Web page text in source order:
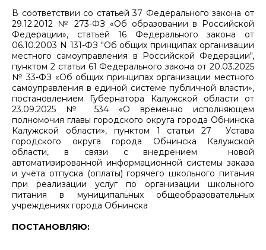
В соответствии со статьей 37 Федерального закона от
29.12.2012 № 273-ФЗ «Об образовании в Российской
Федерации», статьей 16 Федерального закона от
06.10.2003 N 131-ФЗ "Об общих принципах организации
местного самоуправления в Российской Федерации",
пунктом 2 статьи 61 Федерального закона от 20.03.2025
№ 33-ФЗ «Об общих принципах организации местного
самоуправления в единой системе публичной власти»,
постановлением Губернатора Калужской области от
23.09.2025 № 534 «О временно исполняющем
полномочия главы городского округа города Обнинска
Калужской области», пунктом 1 статьи 27 Устава
городского округа города Обнинска Калужской
области, в связи с внедрением новой
автоматизированной информационной системы заказа
и учёта отпуска (оплаты) горячего школьного питания
при реализации услуг по организации школьного
питания в муниципальных общеобразовательных
учреждениях города Обнинска
ПОСТАНОВЛЯЮ: